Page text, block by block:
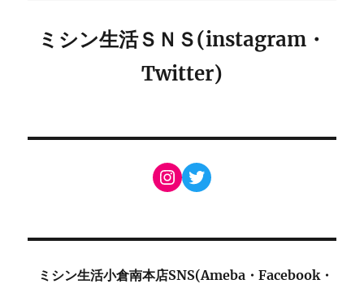
ミシン生活ＳＮＳ(instagram・
Twitter)
Instagram
Twitter
ミシン生活小倉南本店SNS(Ameba・Facebook・